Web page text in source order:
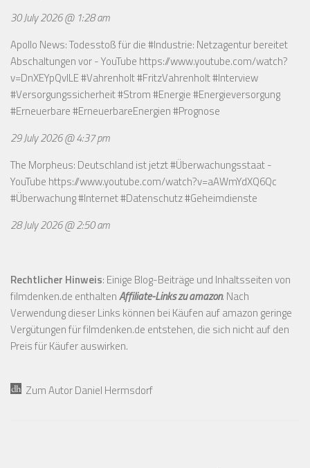
30 July 2026 @ 1:28 am
Apollo News: Todesstoß für die #Industrie: Netzagentur bereitet
Abschaltungen vor - YouTube https://www.youtube.com/watch?
v=DnXEYpQvILE#Vahrenholt #FritzVahrenholt #Interview
#Versorgungssicherheit #Strom #Energie #Energieversorgung
#Erneuerbare #ErneuerbareEnergien #Prognose
29 July 2026 @ 4:37 pm
The Morpheus: Deutschland ist jetzt #Überwachungsstaat -
YouTube https://www.youtube.com/watch?v=aAWmYdXQ6Qc
#Überwachung #Internet #Datenschutz #Geheimdienste
28 July 2026 @ 2:50 am
Rechtlicher Hinweis: Einige Blog-Beiträge und Inhaltsseiten von
filmdenken.de enthaltenAffiliate-Links zu amazon. Nach
Verwendung dieser Links können bei Käufen auf amazon geringe
Vergütungen für filmdenken.de entstehen, die sich nicht auf den
Preis für Käufer auswirken.
Zum Autor Daniel Hermsdorf